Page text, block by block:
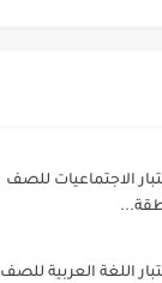
الاجتماعيات للصف
اللغة العربية للصف